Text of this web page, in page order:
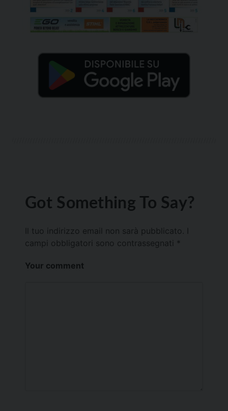
Got Something To Say?
Il tuo indirizzo email non sarà pubblicato.
campi obbligatori sono contrassegnati *
Your comment